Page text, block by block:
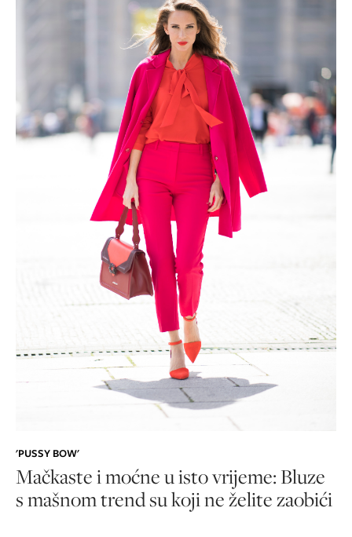
'PUSSY BOW'
Mačkaste i moćne u isto vrijeme: Bluze
s mašnom trend su koji ne želite zaobići